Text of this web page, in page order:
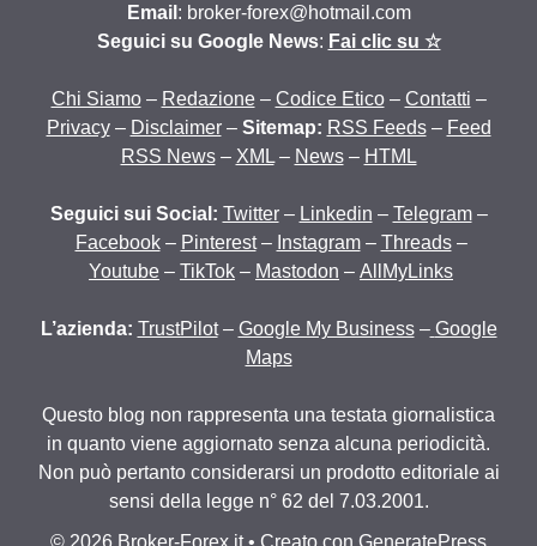
Email : broker-forex@hotmail.com
Seguici su Google News: Fai clic su ☆
Chi Siamo– Redazione– Codice Etico– Contatti –
Privacy– Disclaimer– Sitemap: RSS Feeds– Feed
RSS News– XML– News– HTML
Seguici sui Social: Twitter– Linkedin – Telegram–
Facebook– Pinterest– Instagram– Threads–
Youtube – TikTok – Mastodon – AllMyLinks
L’azienda: TrustPilot– Google My Business– Google
Maps
Questo blog non rappresenta una testata giornalistica
in quanto viene aggiornato senza alcuna periodicità.
Non può pertanto considerarsi un prodotto editoriale ai
sensi della legge n° 62 del 7.03.2001.
© 2026 Broker-Forex.it• Creato con GeneratePress